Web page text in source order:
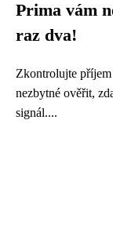
Prima vám
raz dva!
Zkontrolujte
nezbytné ověřit,
signál....